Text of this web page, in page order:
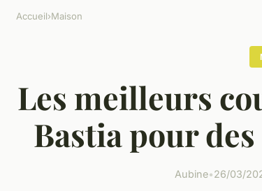
Accueil›Maison
Les meilleurs
Bastia pour
Aubine•26/03/